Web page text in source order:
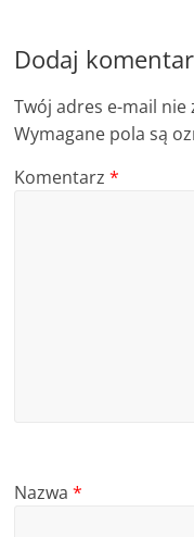
Dodaj
Twój adres e-mail
Wymagane pola są
Komentarz*
Nazwa*